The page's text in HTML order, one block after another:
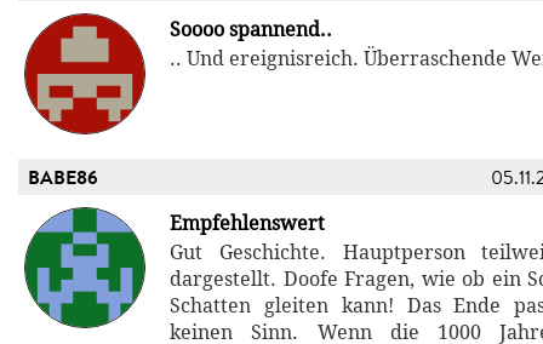
Soooo spannend..
.. Und ereignisreich. Überraschende
BABE86
Empfehlenswert
Gut Geschichte. Hauptperson
dargestellt. Doofe Fragen, wie ob ein
Schatten gleiten kann! Das Ende
keinen Sinn. Wenn die 1000